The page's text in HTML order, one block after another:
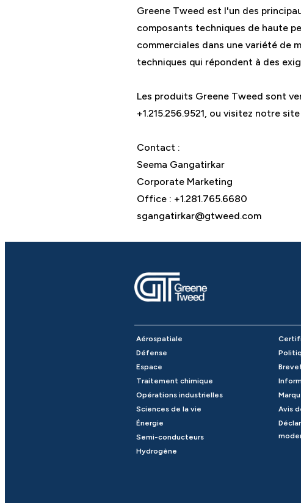
Greene Tweed est l'un des
composants techniques de haute
commerciales dans une variété de
techniques qui répondent à des
Les produits Greene Tweed sont
+1.215.256.9521, ou visitez notre
Contact :
Seema Gangatirkar
Corporate Marketing
Office : +1.281.765.6680
sgangatirkar@gtweed.com
Aérospatiale
Défense
Espace
Traitement chimique
Opérations industrielles
Sciences de la vie
Énergie
Semi-conducteurs
Hydrogène
Avis